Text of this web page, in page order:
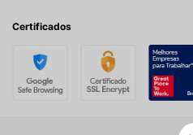
Certificados